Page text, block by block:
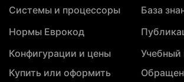
Системы и процессоры
Нормы Еврокод
Конфигурации и цены
Купить или оформить
База
Учебный